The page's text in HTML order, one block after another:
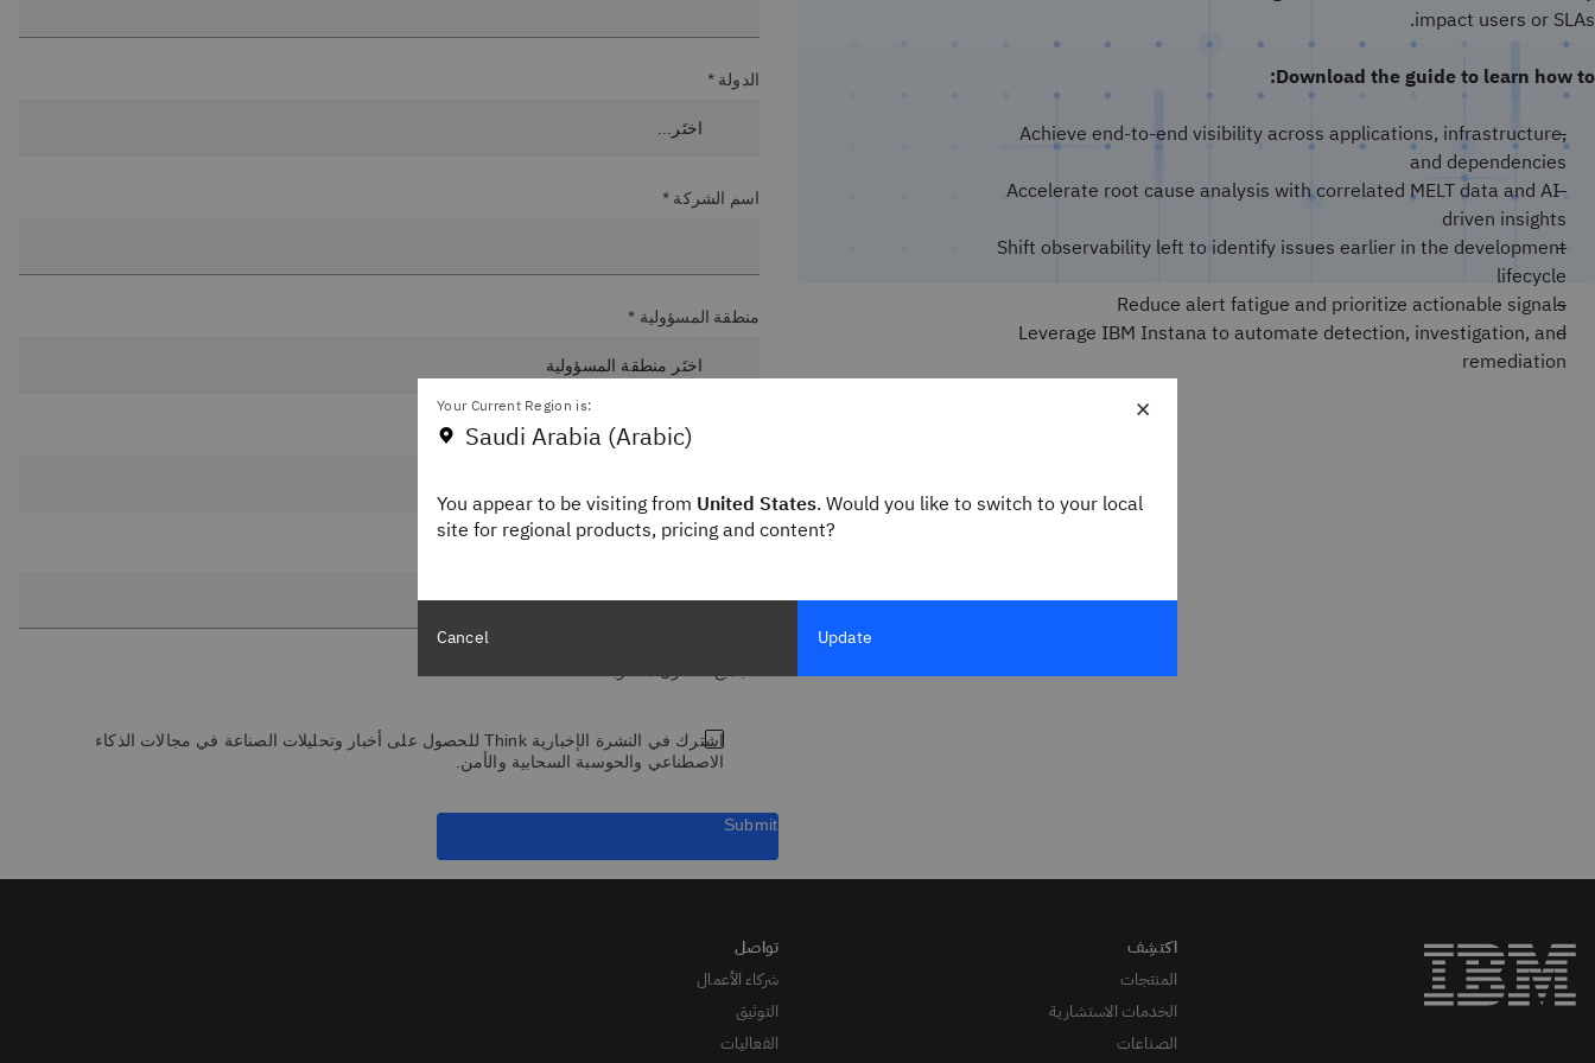
impact users or SLAs.
Download the guide to learn how to:
Achieve end-to-end visibility across applications, infrastructure,
and dependencies
Accelerate root cause analysis with correlated MELT data and AI-
driven insights
Shift observability left to identify issues earlier in the development
lifecycle
Reduce alert fatigue and prioritize actionable signals
Leverage IBM Instana to automate detection, investigation, and
remediation
الدولة *
اسم الشركة *
منطقة المسؤولية *
المستوى الوظيفي*
اشترك في النشرة الإخبارية Think للحصول على أخبار وتحليلات الصناعة في مجالات الذكاء
الاصطناعي والحوسبة السحابية والأمن.
Submit
المنتجات
الخدمات الاستشارية
الصناعات
شركاء الأعمال
التوثيق
الفعاليات
×
Your Current Region is:
Saudi Arabia (Arabic)
You appear to be visiting from United States. Would you like to switch to your local
site for regional products, pricing and content?
Cancel Update